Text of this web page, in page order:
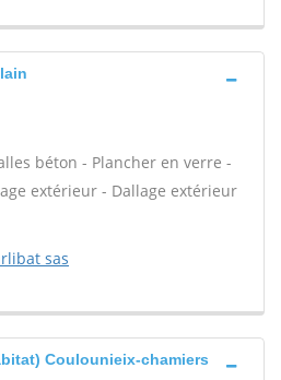
béton - Plancher en verre -
extérieur - Dallage extérieur
sas
Coulounieix-chamiers